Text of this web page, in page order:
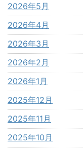
2026年5月
2026年4月
2026年3月
2026年2月
2026年1月
2025年12月
2025年11月
2025年10月